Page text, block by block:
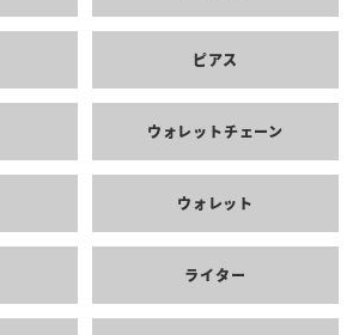
ピアス
ウォレットチェーン
ウォレット
ライター